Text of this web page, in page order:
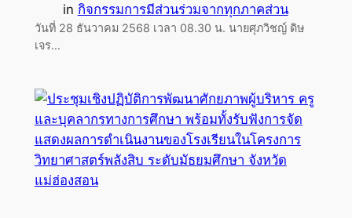
in กิจกรรมการมีส่วนร่วมจากทุกภาคส่วน
วันที่ 28 ธันวาคม 2568 เวลา 08.30 น. นายศุภวิชญ์ ดิษ
เจร…